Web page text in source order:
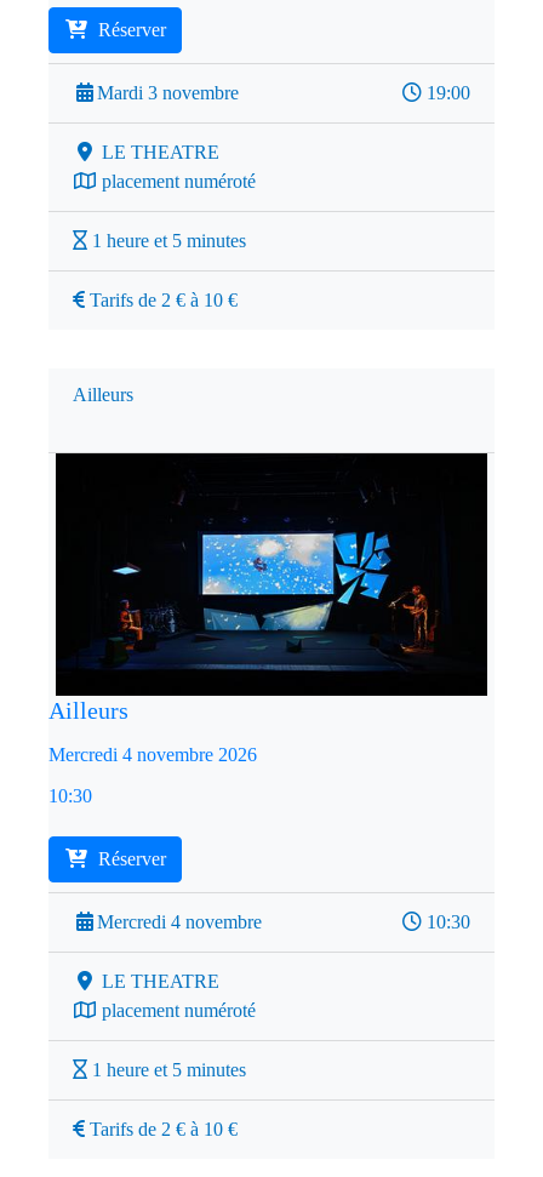
Réserver
Mardi 3 novembre 19:00
LE THEATRE
placement numéroté
1 heure et 5 minutes
Tarifs de 2 € à 10 €
Ailleurs
Ailleurs
Mercredi 4 novembre 2026
10:30
Réserver
Mercredi 4 novembre 10:30
LE THEATRE
placement numéroté
1 heure et 5 minutes
Tarifs de 2 € à 10 €